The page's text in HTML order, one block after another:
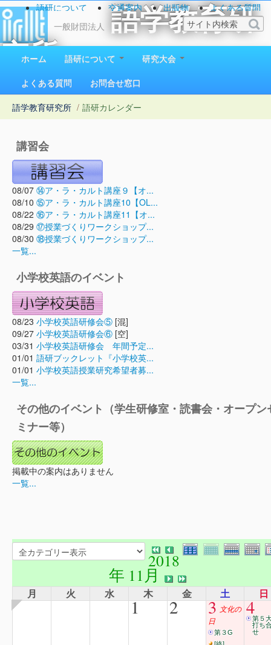
一般財団法人
語学教育研
究所
1923（大正12）年創立
語研について 交通案内 出版物
よくある質問
お問い合わせ
ホーム 語研について
研究大会
よくある質問
お問合せ窓口
語学教育研究所 / 語研カレンダー
講習会
08/07 ⑭ア・ラ・カルト講座９【オ...
08/10 ⑮ア・ラ・カルト講座10【OL...
08/22 ⑯ア・ラ・カルト講座11【オ...
08/29 ⑰授業づくりワークショップ...
08/30 ⑱授業づくりワークショップ...
一覧...
小学校英語のイベント
08/23 小学校英語研修会⑤ [混]
09/27 小学校英語研修会⑥ [空]
03/31 小学校英語研修会 年間予定...
01/01 語研ブックレット『小学校英...
01/01 小学校英語授業研究希望者募...
一覧...
その他のイベント（学生研修室・読書会・オープン
ミナー等）
掲載中の案内はありません
一覧...
2018
年 11月
月 火 水 木 金 土 日
1 2 3 文化の
日
第３G
4第５
打ち
せ